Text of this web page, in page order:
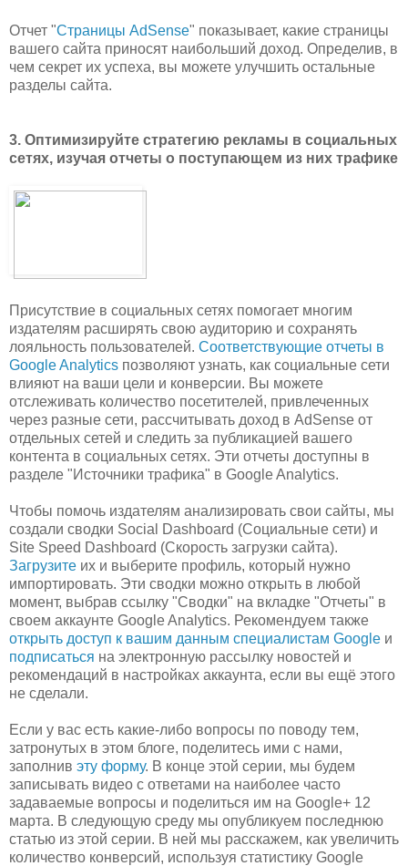
Отчет "Страницы AdSense" показывает, какие страницы
вашего сайта приносят наибольший доход. Определив, в
чем секрет их успеха, вы можете улучшить остальные
разделы сайта.
3. Оптимизируйте стратегию рекламы в социальных
сетях, изучая отчеты о поступающем из них трафике
Присутствие в социальных сетях помогает многим
издателям расширять свою аудиторию и сохранять
лояльность пользователей. Соответствующие отчеты в
Google Analytics позволяют узнать, как социальные сети
влияют на ваши цели и конверсии. Вы можете
отслеживать количество посетителей, привлеченных
через разные сети, рассчитывать доход в AdSense от
отдельных сетей и следить за публикацией вашего
контента в социальных сетях. Эти отчеты доступны в
разделе "Источники трафика" в Google Analytics.
Чтобы помочь издателям анализировать свои сайты, мы
создали сводки Social Dashboard (Социальные сети) и
Site Speed Dashboard (Скорость загрузки сайта).
Загрузите их и выберите профиль, который нужно
импортировать. Эти сводки можно открыть в любой
момент, выбрав ссылку "Сводки" на вкладке "Отчеты" в
своем аккаунте Google Analytics. Рекомендуем также
открыть доступ к вашим данным специалистам Google и
подписаться на электронную рассылку новостей и
рекомендаций в настройках аккаунта, если вы ещё этого
не сделали.
Если у вас есть какие-либо вопросы по поводу тем,
затронутых в этом блоге, поделитесь ими с нами,
заполнив эту форму. В конце этой серии, мы будем
записывать видео с ответами на наиболее часто
задаваемые вопросы и поделиться им на Google+ 12
марта. В следующую среду мы опубликуем последнюю
статью из этой серии. В ней мы расскажем, как увеличить
количество конверсий, используя статистику Google